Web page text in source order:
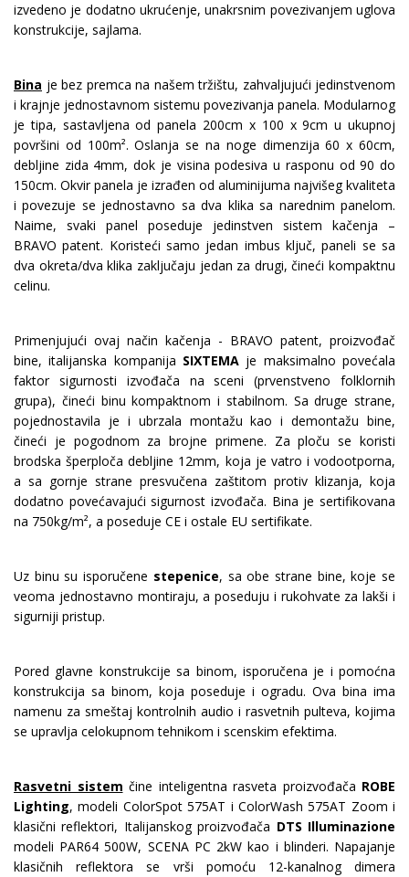
izvedeno je dodatno ukrućenje, unakrsnim povezivanjem uglova
konstrukcije, sajlama.
Bina je bez premca na našem tržištu, zahvaljujući jedinstvenom
i krajnje jednostavnom sistemu povezivanja panela. Modularnog
je tipa, sastavljena od panela 200cm x 100 x 9cm u ukupnoj
površini od 100m². Oslanja se na noge dimenzija 60 x 60cm,
debljine zida 4mm, dok je visina podesiva u rasponu od 90 do
150cm. Okvir panela je izrađen od aluminijuma najvišeg kvaliteta
i povezuje se jednostavno sa dva klika sa narednim panelom.
Naime, svaki panel poseduje jedinstven sistem kačenja –
BRAVO patent. Koristeći samo jedan imbus ključ, paneli se sa
dva okreta/dva klika zaključaju jedan za drugi, čineći kompaktnu
celinu.
Primenjujući ovaj način kačenja - BRAVO patent, proizvođač
bine, italijanska kompanija SIXTEMA je maksimalno povećala
faktor sigurnosti izvođača na sceni (prvenstveno folklornih
grupa), čineći binu kompaktnom i stabilnom. Sa druge strane,
pojednostavila je i ubrzala montažu kao i demontažu bine,
čineći je pogodnom za brojne primene. Za ploču se koristi
brodska šperploča debljine 12mm, koja je vatro i vodootporna,
a sa gornje strane presvučena zaštitom protiv klizanja, koja
dodatno povećavajući sigurnost izvođača. Bina je sertifikovana
na 750kg/m², a poseduje CE i ostale EU sertifikate.
Uz binu su isporučene stepenice, sa obe strane bine, koje se
veoma jednostavno montiraju, a poseduju i rukohvate za lakši i
sigurniji pristup.
Pored glavne konstrukcije sa binom, isporučena je i pomoćna
konstrukcija sa binom, koja poseduje i ogradu. Ova bina ima
namenu za smeštaj kontrolnih audio i rasvetnih pulteva, kojima
se upravlja celokupnom tehnikom i scenskim efektima.
Rasvetni sistem čine inteligentna rasveta proizvođača ROBE
Lighting, modeli ColorSpot 575AT i ColorWash 575AT Zoom i
klasični reflektori, Italijanskog proizvođača DTS Illuminazione
modeli PAR64 500W, SCENA PC 2kW kao i blinderi. Napajanje
klasičnih reflektora se vrši pomoću 12-kanalnog dimera